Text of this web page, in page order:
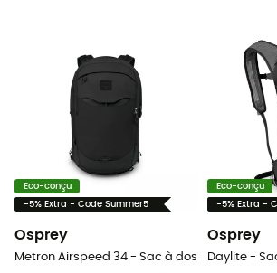
Eco-conçu
-5% Extra - Code Summer5
Osprey
Metron Airspeed 34 - Sac à dos
Eco-conçu
-5% Extra -
Osprey
Daylite -